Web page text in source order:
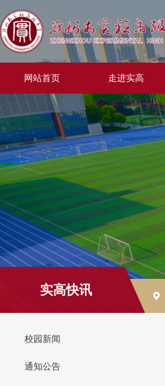
网站首页 走进实高
实高快讯
校园新闻
通知公告